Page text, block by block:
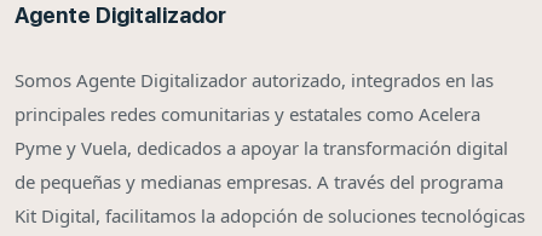
Agente Digitalizador
Somos Agente Digitalizador autorizado, integrados en las
principales redes comunitarias y estatales como Acelera
Pyme y Vuela, dedicados a apoyar la transformación digital
de pequeñas y medianas empresas. A través del programa
Kit Digital, facilitamos la adopción de soluciones tecnológicas